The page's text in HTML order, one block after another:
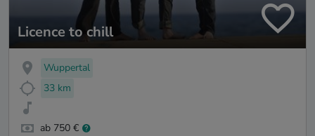
Licence to chill
Wuppertal
33 km
ab 750 €